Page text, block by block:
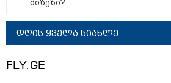
მიზეზი?
დღის ყველა სიახლე
FLY.GE